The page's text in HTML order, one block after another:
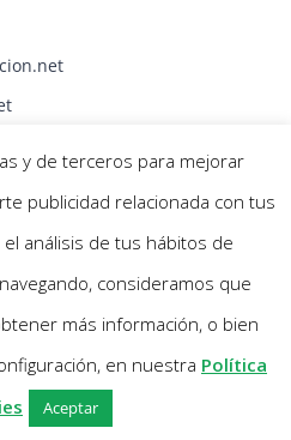
| Todos los derechos reservados |
|Diseño web Netymedia
X Instagram
y de terceros para mejorar
publicidad relacionada con tus
análisis de tus hábitos de
consideramos que
más información, o bien
en nuestra Política
Aceptar